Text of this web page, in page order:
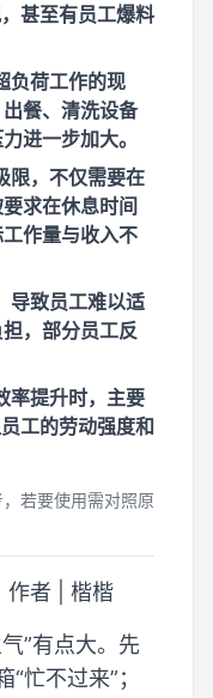
甚至有员工爆料
负荷工作的现
餐、清洗设备
进一步加大。
限，不仅需要在
求在休息时间
作量与收入不
导致员工难以适
，部分员工反
率提升时，主要
工的劳动强度和
若要使用需对照原
作者 | 楷楷
”有点大。先
忙不过来”；